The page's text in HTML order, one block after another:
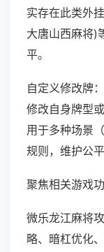
实存在此类外
大唐山西麻将)
平。
自定义修改牌
修改自身牌型
用于多种场景
规则，维护公平
聚焦相关游戏
微乐龙江麻将
略、暗杠优化